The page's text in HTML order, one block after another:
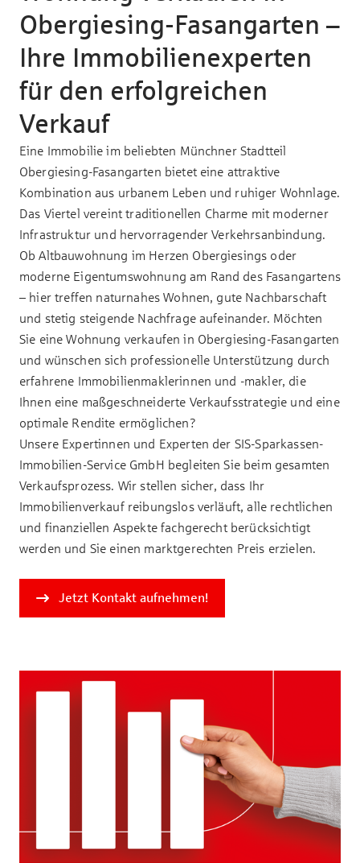
Obergiesing-Fasangarten –
Ihre Immobilienexperten
für den erfolgreichen
Verkauf
Eine Immobilie im beliebten Münchner Stadtteil
Obergiesing-Fasangarten bietet eine attraktive
Kombination aus urbanem Leben und ruhiger Wohnlage.
Das Viertel vereint traditionellen Charme mit moderner
Infrastruktur und hervorragender Verkehrsanbindung.
Ob Altbauwohnung im Herzen Obergiesings oder
moderne Eigentumswohnung am Rand des Fasangartens
– hier treffen naturnahes Wohnen, gute Nachbarschaft
und stetig steigende Nachfrage aufeinander. Möchten
Sie eine Wohnung verkaufen in Obergiesing-Fasangarten
und wünschen sich professionelle Unterstützung durch
erfahrene Immobilienmaklerinnen und -makler, die
Ihnen eine maßgeschneiderte Verkaufsstrategie und eine
optimale Rendite ermöglichen?
Unsere Expertinnen und Experten der SIS-Sparkassen-
Immobilien-Service GmbH begleiten Sie beim gesamten
Verkaufsprozess. Wir stellen sicher, dass Ihr
Immobilienverkauf reibungslos verläuft, alle rechtlichen
und finanziellen Aspekte fachgerecht berücksichtigt
werden und Sie einen marktgerechten Preis erzielen.
Jetzt Kontakt aufnehmen!